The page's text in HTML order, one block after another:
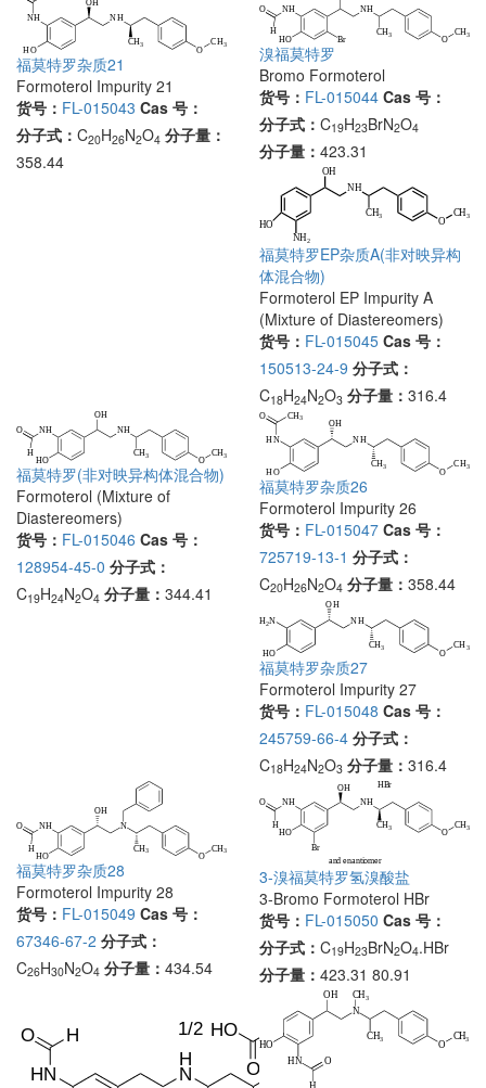
福莫特罗杂质21
Formoterol Impurity 21
货号： FL-015043 Cas 号：
分子式： C20H26N2O4 分子量：
358.44
溴福莫特罗
Bromo Formoterol
货号： FL-015044 Cas 号：
分子式： C19H23BrN2O4
分子量： 423.31
福莫特罗EP杂质A(非对映异构
体混合物)
Formoterol EP Impurity A
(Mixture of Diastereomers)
货号： FL-015045 Cas 号：
150513-24-9 分子式：
C18H24N2O3 分子量： 316.4
福莫特罗(非对映异构体混合物)
Formoterol (Mixture of
Diastereomers)
货号： FL-015046 Cas 号：
128954-45-0 分子式：
C19H24N2O4 分子量： 344.41
福莫特罗杂质26
Formoterol Impurity 26
货号： FL-015047 Cas 号：
725719-13-1 分子式：
C20H26N2O4 分子量： 358.44
福莫特罗杂质27
Formoterol Impurity 27
货号： FL-015048 Cas 号：
245759-66-4 分子式：
C18H24N2O3 分子量： 316.4
福莫特罗杂质28
Formoterol Impurity 28
货号： FL-015049 Cas 号：
67346-67-2 分子式：
C26H30N2O4 分子量： 434.54
3-溴福莫特罗氢溴酸盐
3-Bromo Formoterol HBr
货号： FL-015050 Cas 号：
分子式： C19H23BrN2O4.HBr
分子量： 423.31 80.91